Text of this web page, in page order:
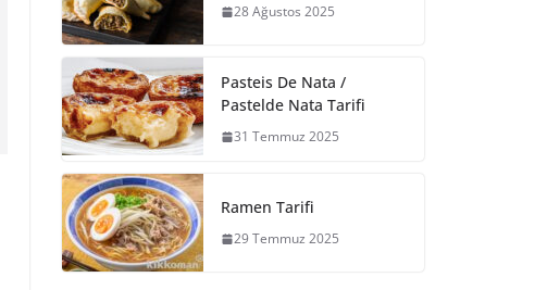
28 Ağustos 2025
Pasteis De Nata /
Pastelde Nata Tarifi
31 Temmuz 2025
Ramen Tarifi
29 Temmuz 2025